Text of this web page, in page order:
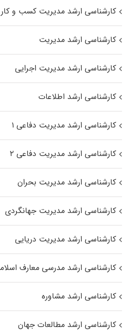
کارشناسی ارشد مدیریت کسب و
کارشناسی ارشد مدیریت
کارشناسی ارشد مدیریت اجرایی
کارشناسی ارشد اطلاعات
کارشناسی ارشد مدیریت دفاعی ۱
کارشناسی ارشد مدیریت دفاعی ۲
کارشناسی ارشد مدیریت بحران
کارشناسی ارشد مدیریت جهانگردی
کارشناسی ارشد مدیریت دریایی
کارشناسی ارشد مدرسی معارف
کارشناسی ارشد مشاوره
کارشناسی ارشد مطالعات جهان